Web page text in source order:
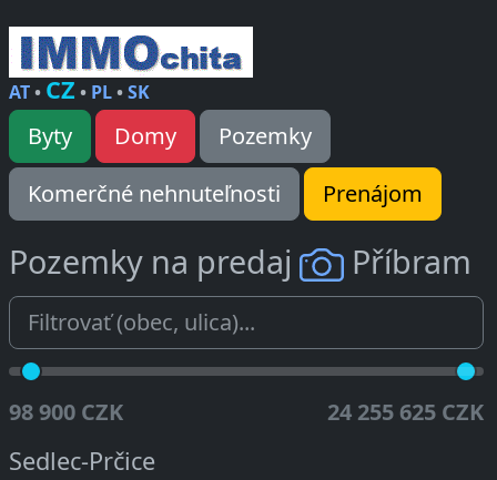
AT• CZ • PL•SK
Byty Domy
Pozemky
Komerčné nehnuteľnosti
Prenájom
Pozemky na predaj Příbram
98 900 CZK 24 255 625 CZK
Sedlec-Prčice